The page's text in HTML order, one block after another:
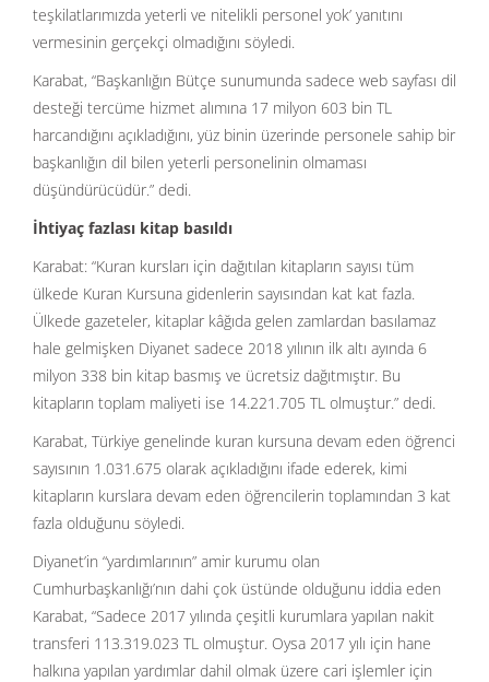
teşkilatlarımızda yeterli ve nitelikli personel yok’ yanıtını
vermesinin gerçekçi olmadığını söyledi.
Karabat, “Başkanlığın Bütçe sunumunda sadece web sayfası dil
desteği tercüme hizmet alımına 17 milyon 603 bin TL
harcandığını açıkladığını, yüz binin üzerinde personele sahip bir
başkanlığın dil bilen yeterli personelinin olmaması
düşündürücüdür.” dedi.
İhtiyaç fazlası kitap basıldı
Karabat: “Kuran kursları için dağıtılan kitapların sayısı tüm
ülkede Kuran Kursuna gidenlerin sayısından kat kat fazla.
Ülkede gazeteler, kitaplar kâğıda gelen zamlardan basılamaz
hale gelmişken Diyanet sadece 2018 yılının ilk altı ayında 6
milyon 338 bin kitap basmış ve ücretsiz dağıtmıştır. Bu
kitapların toplam maliyeti ise 14.221.705 TL olmuştur.” dedi.
Karabat, Türkiye genelinde kuran kursuna devam eden öğrenci
sayısının 1.031.675 olarak açıkladığını ifade ederek, kimi
kitapların kurslara devam eden öğrencilerin toplamından 3 kat
fazla olduğunu söyledi.
Diyanet’in “yardımlarının” amir kurumu olan
Cumhurbaşkanlığı’nın dahi çok üstünde olduğunu iddia eden
Karabat, “Sadece 2017 yılında çeşitli kurumlara yapılan nakit
transferi 113.319.023 TL olmuştur. Oysa 2017 yılı için hane
halkına yapılan yardımlar dahil olmak üzere cari işlemler için